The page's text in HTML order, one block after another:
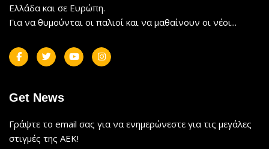
Ελλάδα και σε Ευρώπη.
Για να θυμούνται οι παλιοί και να μαθαίνουν οι νέοι...
Get News
Γράψτε το email σας για να ενημερώνεστε για τις μεγάλες
στιγμές της ΑΕΚ!